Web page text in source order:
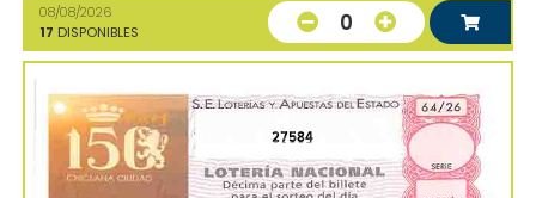
08/08/2026
17 DISPONIBLES 0
27584